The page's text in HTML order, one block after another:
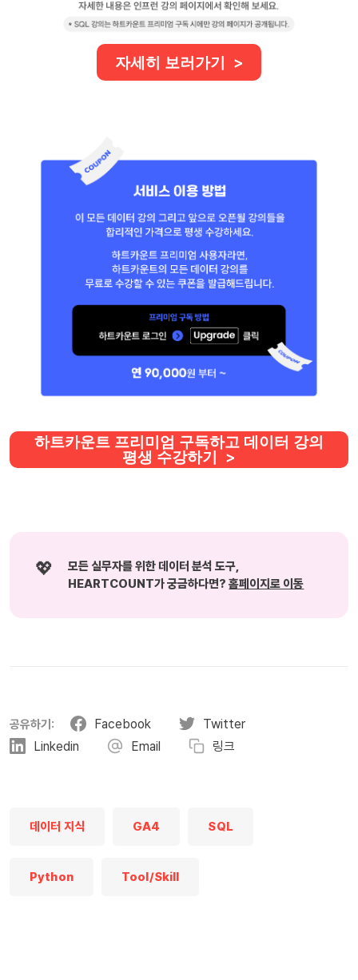
자세히 보러가기 >
하트카운트 프리미엄 구독하고 데이터 강의
평생 수강하기 >
💖
모든 실무자를 위한 데이터 분석 도구,
HEARTCOUNT가 궁금하다면? 홈페이지로 이동
공유하기: Facebook
Twitter
Linkedin
Email 링크
데이터 지식 GA4 SQL
Python Tool/skill